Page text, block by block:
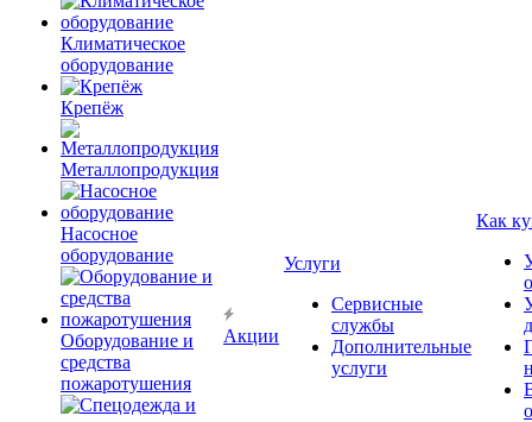
Климатическое
оборудование
Крепёж
Металлопродукция
Насосное
оборудование
Оборудование и
средства
пожаротушения
Акции
Услуги
Сервисные
службы
Дополнительные
услуги
Как